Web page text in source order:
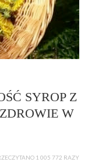
SYROP Z
W
1 005 772 RAZY